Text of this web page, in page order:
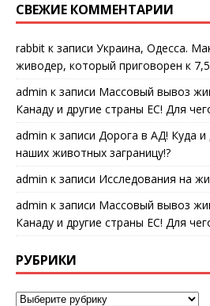
СВЕЖИЕ КОММЕНТАРИИ
rabbit к записи Украина, Одесса.
живодер, который приговорен к
admin к записи Массовый вывоз
Канаду и другие страны ЕС! Для
admin к записи Дорога в АД! Куда и
наших животных заграницу!?
admin к записи Исследования на
admin к записи Массовый вывоз
Канаду и другие страны ЕС! Для
РУБРИКИ